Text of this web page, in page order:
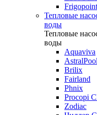
Frigopoint
Тепловые
воды
Тепловые
воды
Aquaviva
AstralPool
Brilix
Fairland
Phnix
Procopi
Zodiac